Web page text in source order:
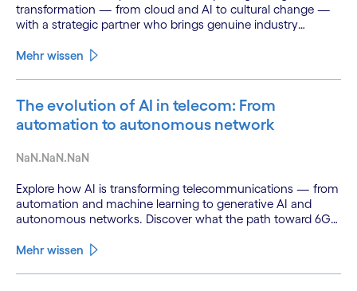
transformation — from cloud and AI to cultural change —
with a strategic partner who brings genuine industry
Mehr wissen
The evolution of AI in telecom: From
automation to autonomous network
NaN.NaN.NaN
Explore how AI is transforming telecommunications — from
automation and machine learning to generative AI and
autonomous networks. Discover what the path toward 6G
Mehr wissen